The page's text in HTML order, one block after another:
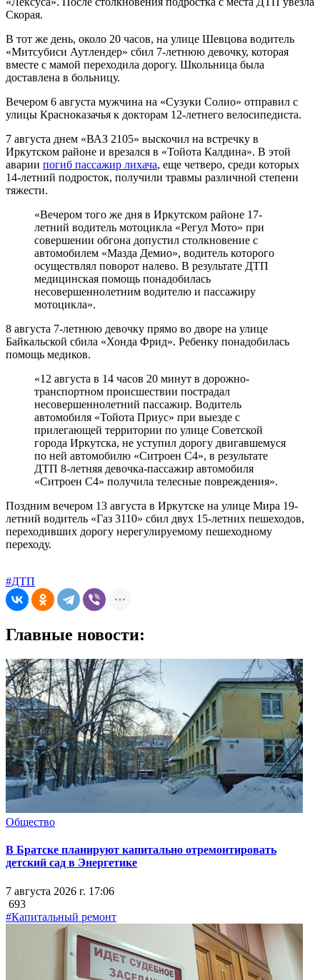
Скорая.
В тот же день, около 20 часов, на улице Шевцова водитель
«Митсубиси Аутлендер» сбил 7-летнюю девочку, которая
вместе с мамой переходила дорогу. Школьница была
доставлена в больницу.
Вечером 6 августа мужчина на «Сузуки Солио» отправил с
улицы Красноказачья к докторам 12-летнего велосипедиста.
7 августа днем «ВАЗ 2105» выскочил на встречку в
Иркутском районе и врезался в «Тойота Калдина». В этой
аварии погиб пассажир лихача, еще четверо, среди которых
14-летний подросток, получили травмы различной степени
тяжести.
«Вечером того же дня в Иркутском районе 17-
летний водитель мотоцикла «Регул Мото» при
совершении обгона допустил столкновение с
автомобилем «Мазда Демио», водитель которого
осуществлял поворот налево. В результате ДТП
медицинская помощь понадобилась
несовершеннолетним водителю и пассажиру
мотоцикла».
8 августа 7-летнюю девочку прямо во дворе на улице
Байкальской сбила «Хонда Фрид». Ребенку понадобилась
помощь медиков.
«12 августа в 14 часов 20 минут в дорожно-
транспортном происшествии пострадал
несовершеннолетний пассажир. Водитель
автомобиля «Тойота Приус» при выезде с
прилегающей территории по улице Советской
города Иркутска, не уступил дорогу двигавшемуся
по ней автомобилю «Ситроен С4», в результате
ДТП 8-летняя девочка-пассажир автомобиля
«Ситроен С4» получила телесные повреждения».
Поздним вечером 13 августа в Иркутске на улице Мира 19-
летний водитель «Газ 3110» сбил двух 15-летних пешеходов,
переходивших дорогу нерегулируемому пешеходному
переходу.
#ДТП
Главные новости:
Общество
В Братске планируют капитально отремонтировать
детский сад в Энергетике
7 августа 2026 г. 17:06
693
#Капитальный ремонт